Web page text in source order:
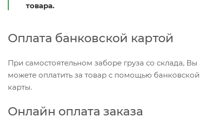
товара.
Оплата банковской картой
При самостоятельном заборе груза со склада, Вы
можете оплатить за товар с помощью банковской
карты.
Онлайн оплата заказа